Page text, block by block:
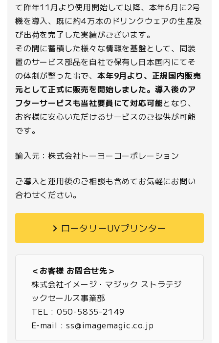
て昨年11月より使用開始して以降、本年6月に2号
機を導入、既に約4万本のドリンクウェアの生産及
び出荷を完了した実績がございます。
その間に蓄積した様々な情報を基盤として、同装
置のサービス部品を自社で保有し日本国内にてそ
の体制が整った事で、 本年9月より、正規国内販売
元として正式に販売を開始しました。導入後のア
フターサービスも当社要員にて対応可能となり、
お客様に安心いただけるサービスのご提供が可能
です。
輸入元：株式会社トーヨーコーポレーション
ご導入と運用後のご相談も含めてお気軽にお問い
合わせください。
ロータリーUVプリンター
＜お客様 お問合せ先＞
株式会社イメージ・マジック ストラテジ
ックセールス事業部
TEL : 050-5835-2149
E-mail : ss@imagemagic.co.jp